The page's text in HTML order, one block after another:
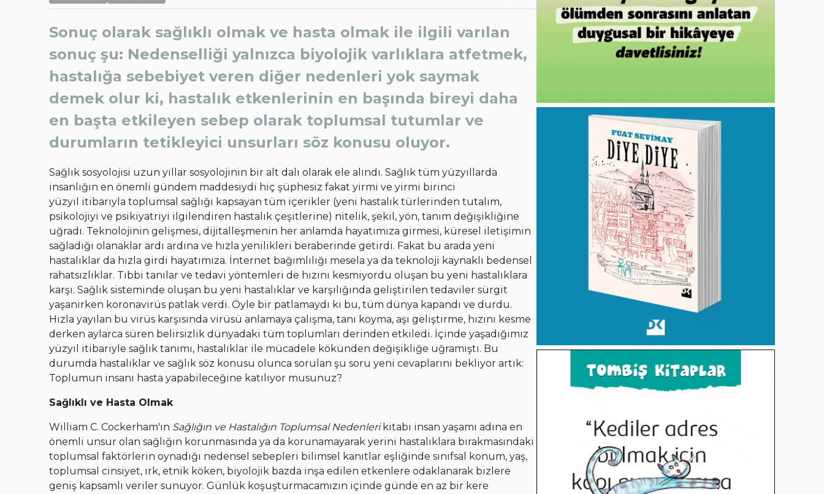
Sonuç olarak sağlıklı olmak ve hasta olmak ile ilgili varılan
sonuç şu: Nedenselliği yalnızca biyolojik varlıklara atfetmek,
hastalığa sebebiyet veren diğer nedenleri yok saymak
demek olur ki, hastalık etkenlerinin en başında bireyi daha
en başta etkileyen sebep olarak toplumsal tutumlar ve
durumların tetikleyici unsurları söz konusu oluyor.
Sağlık sosyolojisi uzun yıllar sosyolojinin bir alt dalı olarak ele alındı. Sağlık tüm yüzyıllarda
insanlığın en önemli gündem maddesiydi hiç şüphesiz fakat yirmi ve yirmi birinci
yüzyıl itibarıyla toplumsal sağlığı kapsayan tüm içerikler (yeni hastalık türlerinden tutalım,
psikolojiyi ve psikiyatriyi ilgilendiren hastalık çeşitlerine) nitelik, şekil, yön, tanım değişikliğine
uğradı. Teknolojinin gelişmesi, dijitalleşmenin her anlamda hayatımıza girmesi, küresel iletişimin
sağladığı olanaklar ardı ardına ve hızla yenilikleri beraberinde getirdi. Fakat bu arada yeni
hastalıklar da hızla girdi hayatımıza. İnternet bağımlılığı mesela ya da teknoloji kaynaklı bedensel
rahatsızlıklar. Tıbbi tanılar ve tedavi yöntemleri de hızını kesmiyordu oluşan bu yeni hastalıklara
karşı. Sağlık sisteminde oluşan bu yeni hastalıklar ve karşılığında geliştirilen tedaviler sürgit
yaşanırken koronavirüs patlak verdi. Öyle bir patlamaydı ki bu, tüm dünya kapandı ve durdu.
Hızla yayılan bu virüs karşısında virüsü anlamaya çalışma, tanı koyma, aşı geliştirme, hızını kesme
derken aylarca süren belirsizlik dünyadaki tüm toplumları derinden etkiledi. İçinde yaşadığımız
yüzyıl itibariyle sağlık tanımı, hastalıklar ile mücadele kökünden değişikliğe uğramıştı. Bu
durumda hastalıklar ve sağlık söz konusu olunca sorulan şu soru yeni cevaplarını bekliyor artık:
Toplumun insanı hasta yapabileceğine katılıyor musunuz?
Sağlıklı ve Hasta Olmak
William C. Cockerham'ın Sağlığın ve Hastalığın Toplumsal Nedenleri kitabı insan yaşamı adına en
önemli unsur olan sağlığın korunmasında ya da korunamayarak yerini hastalıklara bırakmasındaki
toplumsal faktörlerin oynadığı nedensel sebepleri bilimsel kanıtlar eşliğinde sınıfsal konum, yaş,
toplumsal cinsiyet, ırk, etnik köken, biyolojik bazda inşa edilen etkenlere odaklanarak bizlere
geniş kapsamlı veriler sunuyor. Günlük koşuşturmacamızın içinde günde en az bir kere